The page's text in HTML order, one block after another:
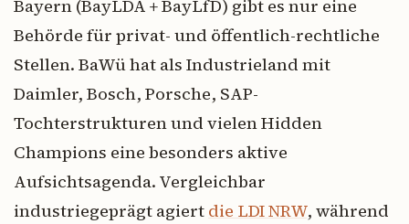
Bayern (BayLDA + BayLfD) gibt es nur eine
Behörde für privat- und öffentlich-rechtliche
Stellen. BaWü hat als Industrieland mit
Daimler, Bosch, Porsche, SAP-
Tochterstrukturen und vielen Hidden
Champions eine besonders aktive
Aufsichtsagenda. Vergleichbar
industriegeprägt agiert die LDI NRW, während